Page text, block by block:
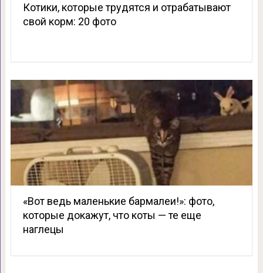
Котики, которые трудятся и отрабатывают
свой корм: 20 фото
«Вот ведь маленькие бармалеи!»: фото,
которые докажут, что коты — те еще
наглецы